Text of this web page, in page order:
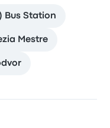
Bus Station
Mestre